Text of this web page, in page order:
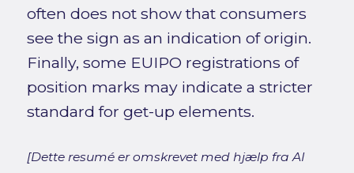
often does not show that consumers
see the sign as an indication of origin.
Finally, some EUIPO registrations of
position marks may indicate a stricter
standard for get-up elements.
[Dette resumé er omskrevet med hjælp fra AI